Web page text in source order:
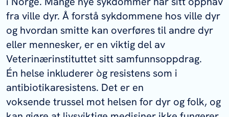
fra ville dyr. Å forstå sykdommene hos ville dyr
og hvordan smitte kan overføres til andre dyr
eller mennesker, er en viktig del av
Veterinærinstituttet sitt samfunnsoppdrag.
Én helse inkluderer òg resistens som i
antibiotikaresistens. Det er en
voksende trussel mot helsen for dyr og folk, og